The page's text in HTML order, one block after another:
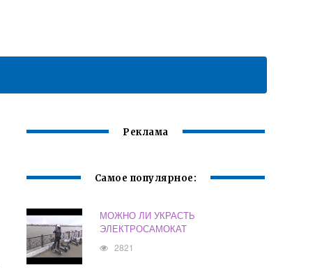
Реклама
Самое популярное:
МОЖНО ЛИ УКРАСТЬ
ЭЛЕКТРОСАМОКАТ
2821